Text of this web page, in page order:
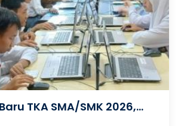
TKA SMA/SMK 2026,...